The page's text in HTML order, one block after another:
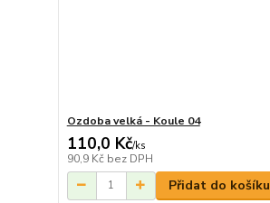
Ozdoba velká - Koule 04
110,0 Kč/ks
90,9 Kč bez DPH
Přidat do košíku